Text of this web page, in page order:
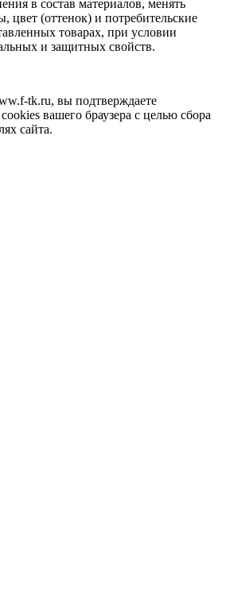
в состав материалов, менять
цвет (оттенок) и потребительские
товарах, при условии
и защитных свойств.
tk.ru, вы подтверждаете
вашего браузера с целью сбора
сайта.